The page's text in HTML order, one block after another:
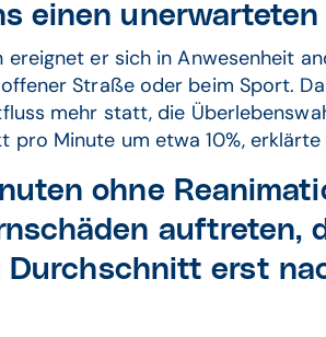
einen
ereignet er sich in Anwesenheit
Straße oder beim Sport.
mehr statt, die
pro Minute um etwa 10%,
ohne
auftreten,
erst